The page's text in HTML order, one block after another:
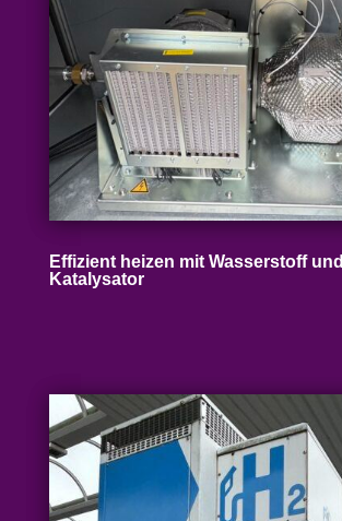
Effizient heizen mit Wasser­stoff und
Katalysator